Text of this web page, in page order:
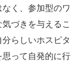
く、参加型のワ
づきを与えるこ
らしいホスピタ
って自発的に行
タリティ研修